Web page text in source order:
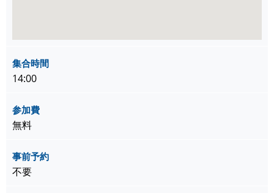
集合時間
14:00
参加費
無料
事前予約
不要